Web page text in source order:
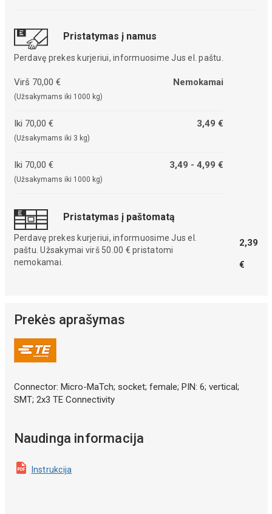
Pristatymas į namus
Perdavę prekes kurjeriui, informuosime Jus el. paštu.
Virš 70,00 €
(Užsakymams iki 1000 kg)
Nemokamai
Iki 70,00 €
(Užsakymams iki 3 kg)
3,49 €
Iki 70,00 €
(Užsakymams iki 1000 kg)
3,49 - 4,99 €
Pristatymas į paštomatą
Perdavę prekes kurjeriui, informuosime Jus el.
paštu. Užsakymai virš 50.00 € pristatomi
nemokamai.
2,39
€
Prekės aprašymas
Connector: Micro-MaTch; socket; female; PIN: 6; vertical;
SMT; 2x3 TE Connectivity
Naudinga informacija
Instrukcija